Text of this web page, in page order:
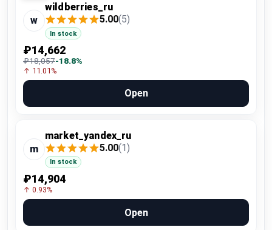
w
wildberries_ru
5.00(5)
In stock
₽14,662
₽18,057-18.8%
↑ 11.01%
Open
m
market_yandex_ru
5.00(1)
In stock
₽14,904
↑ 0.93%
Open